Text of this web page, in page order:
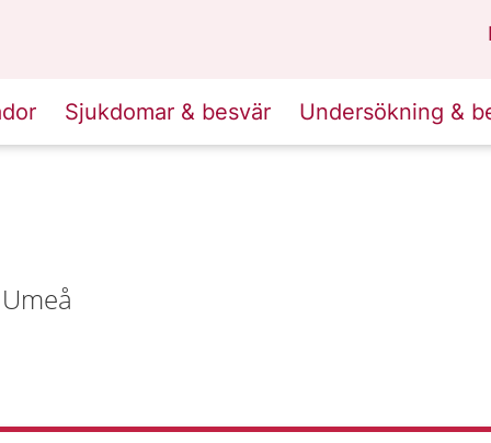
Sjukdomar & besvär Undersökning &